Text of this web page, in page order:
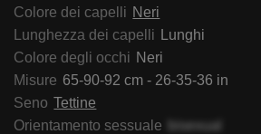
Colore dei capelli Neri
Lunghezza dei capelli Lunghi
Colore degli occhi Neri
Misure 65-90-92 cm - 26-35-36 in
Seno Tettine
Orientamento sessuale
bisexual